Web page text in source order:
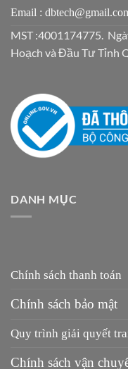
Email :
MST :4001174775.
Hoạch và Đầu Tư Tỉnh
DANH MỤC
Chính sách thanh toán
Chính sách bảo mật
Quy trình giải quyết
Chính sách vận